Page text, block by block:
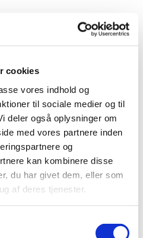
cookies
vores indhold og
til sociale medier og til
deler også oplysninger om
med vores partnere inden
og
kan kombinere disse
du har givet dem, eller som
af deres tjenester.
kan indberette formodede
En…
og Statens
en årsrapport for …
vaccinen
en lille video, der ved
biosimilære